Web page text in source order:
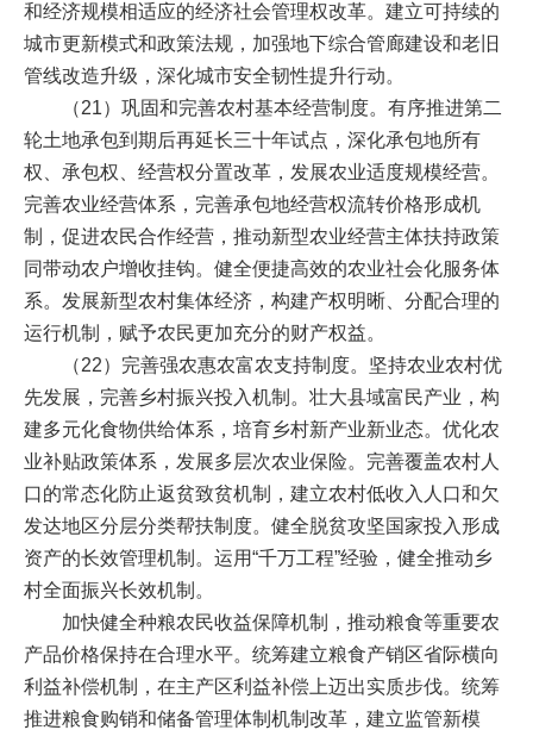
和经济规模相适应的经济社会管理权改革。建立可持续的
城市更新模式和政策法规，加强地下综合管廊建设和老旧
管线改造升级，深化城市安全韧性提升行动。
（21）巩固和完善农村基本经营制度。有序推进第二
轮土地承包到期后再延长三十年试点，深化承包地所有
权、承包权、经营权分置改革，发展农业适度规模经营。
完善农业经营体系，完善承包地经营权流转价格形成机
制，促进农民合作经营，推动新型农业经营主体扶持政策
同带动农户增收挂钩。健全便捷高效的农业社会化服务体
系。发展新型农村集体经济，构建产权明晰、分配合理的
运行机制，赋予农民更加充分的财产权益。
（22）完善强农惠农富农支持制度。坚持农业农村优
先发展，完善乡村振兴投入机制。壮大县域富民产业，构
建多元化食物供给体系，培育乡村新产业新业态。优化农
业补贴政策体系，发展多层次农业保险。完善覆盖农村人
口的常态化防止返贫致贫机制，建立农村低收入人口和欠
发达地区分层分类帮扶制度。健全脱贫攻坚国家投入形成
资产的长效管理机制。运用“千万工程”经验，健全推动乡
村全面振兴长效机制。
加快健全种粮农民收益保障机制，推动粮食等重要农
产品价格保持在合理水平。统筹建立粮食产销区省际横向
利益补偿机制，在主产区利益补偿上迈出实质步伐。统筹
推进粮食购销和储备管理体制机制改革，建立监管新模